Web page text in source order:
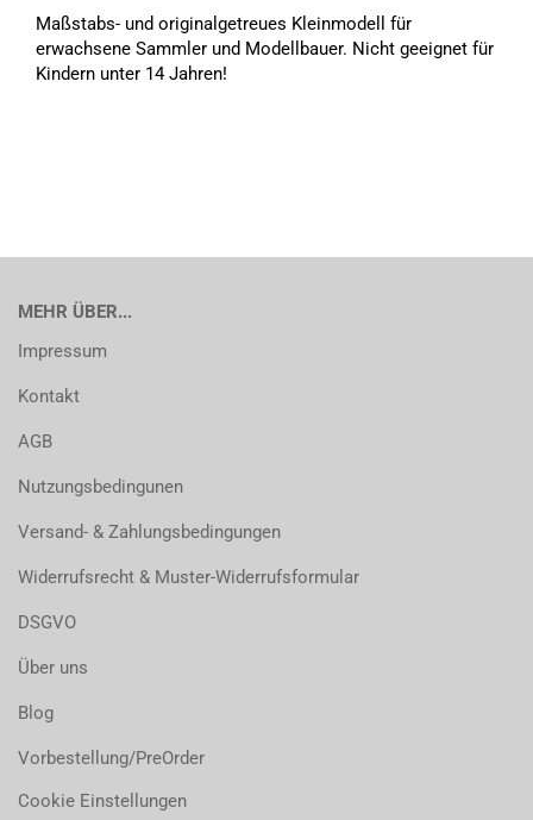
Maßstabs- und originalgetreues Kleinmodell für
erwachsene Sammler und Modellbauer. Nicht geeignet für
Kindern unter 14 Jahren!
MEHR ÜBER...
Impressum
Kontakt
AGB
Nutzungsbedingunen
Versand- & Zahlungsbedingungen
Widerrufsrecht & Muster-Widerrufsformular
DSGVO
Über uns
Blog
Vorbestellung/PreOrder
Cookie Einstellungen